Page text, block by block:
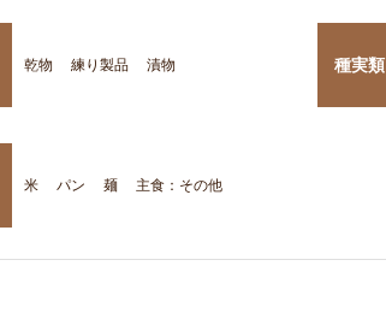
乾物 練り製品 漬物 種実類
米 パン 麺 主食：その他